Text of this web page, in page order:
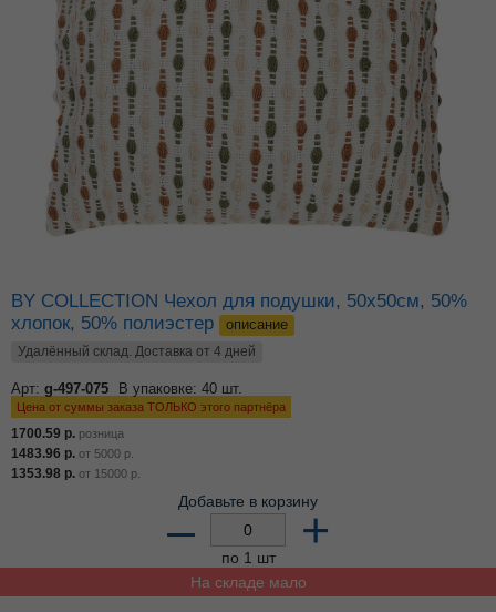
BY COLLECTION Чехол для подушки, 50х50см, 50%
хлопок, 50% полиэстер
описание
Удалённый склад. Доставка от 4 дней
Арт: g-497-075 В упаковке: 40 шт.
Цена от суммы заказа ТОЛЬКО этого партнёра
1700.59 р. розница
1483.96 р. от 5000 р.
1353.98 р. от 15000 р.
Добавьте в корзину
– +
по 1 шт
На складе мало